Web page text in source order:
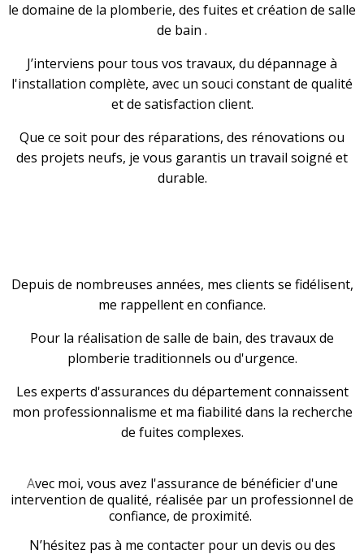
le domaine de la plomberie, des fuites et création de salle
de bain .
J’interviens pour tous vos travaux, du dépannage à
l'installation complète, avec un souci constant de qualité
et de satisfaction client.
Que ce soit pour des réparations, des rénovations ou
des projets neufs, je vous garantis un travail soigné et
durable.
Depuis de nombreuses années, mes clients se fidélisent,
me rappellent en confiance.
Pour la réalisation de salle de bain, des travaux de
plomberie traditionnels ou d'urgence.
Les experts d'assurances du département connaissent
mon professionnalisme et ma fiabilité dans la recherche
de fuites complexes.
Avec moi, vous avez l'assurance de bénéficier d'une
intervention de qualité, réalisée par un professionnel de
confiance, de proximité.
N’hésitez pas à me contacter pour un devis ou des